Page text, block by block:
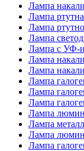
Лампа
Лампа
Лампа
Лампа
Лампа с УФ-
Лампа
Лампа
Лампа
Лампа
Лампа
Лампа
Лампа
Лампа
Лампа